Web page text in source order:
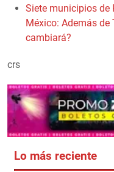
Siete municipios de
México: Además de
cambiará?
crs
Lo más reciente